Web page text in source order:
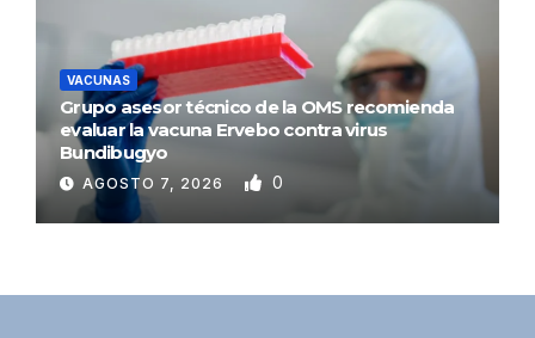
VACUNAS
Grupo asesor técnico de la OMS recomienda
evaluar la vacuna Ervebo contra virus
Bundibugyo
AGOSTO 7, 2026 0